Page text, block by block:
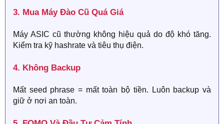
3. Mua Máy Đào Cũ Quá Giá​
Máy ASIC cũ thường không hiệu quả do độ khó tăng.
Kiểm tra kỹ hashrate và tiêu thụ điện.
4. Không Backup​
Mất seed phrase = mất toàn bộ tiền. Luôn backup và
giữ ở nơi an toàn.